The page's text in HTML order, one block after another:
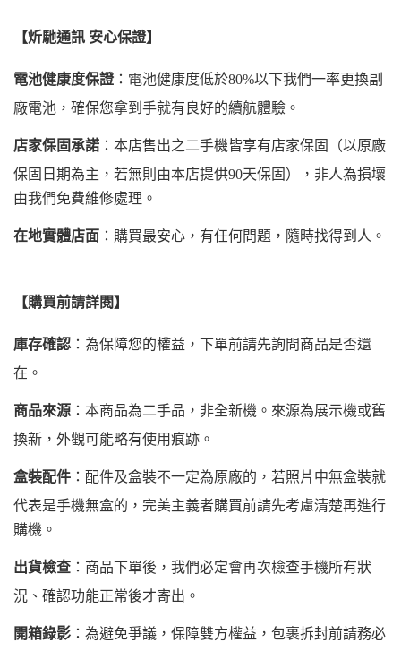
【炘馳通訊 安心保證】
電池健康度保證 ：電池健康度低於80%以下我們一率更換副
廠電池，確保您拿到手就有良好的續航體驗。
店家保固承諾 ：本店售出之二手機皆享有店家保固（以原廠
保固日期為主，若無則由本店提供90天保固），非人為損壞
由我們免費維修處理。
在地實體店面 ：購買最安心，有任何問題，隨時找得到人。
【購買前請詳閱】
庫存確認 ：為保障您的權益，下單前請先詢問商品是否還
在。
商品來源 ：本商品為二手品，非全新機。來源為展示機或舊
換新，外觀可能略有使用痕跡。
盒裝配件 ：配件及盒裝不一定為原廠的，若照片中無盒裝就
代表是手機無盒的，完美主義者購買前請先考慮清楚再進行
購機。
出貨檢查 ：商品下單後，我們必定會再次檢查手機所有狀
況、確認功能正常後才寄出。
開箱錄影 ：為避免爭議，保障雙方權益，包裹拆封前請務必